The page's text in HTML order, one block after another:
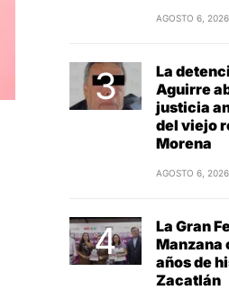
AGOSTO 6, 2026
La
Aguirre
justicia
del viejo
Morena
AGOSTO 6, 2026
La Gran
Manzana
años de
Zacatlán